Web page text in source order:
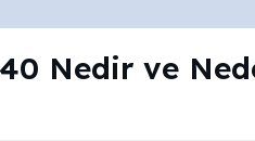
Nedir ve